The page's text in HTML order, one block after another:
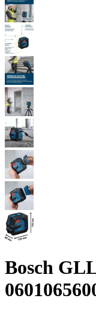
Bosch